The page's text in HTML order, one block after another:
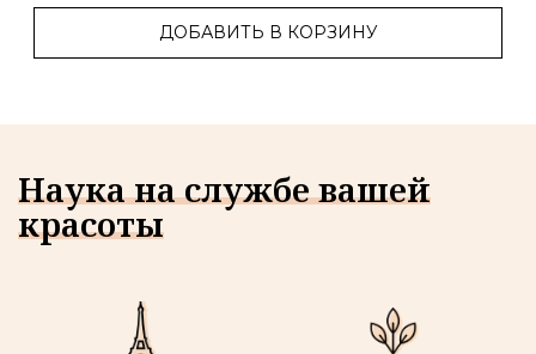
ДОБАВИТЬ В КОРЗИНУ
Наука на службе вашей
красоты